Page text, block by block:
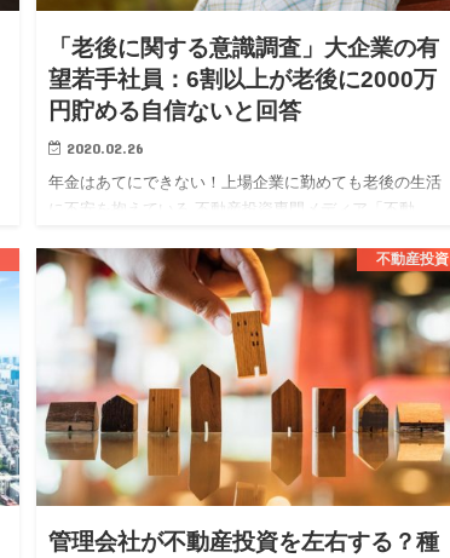
「老後に関する意識調査」大企業の有
望若手社員：6割以上が老後に2000万
円貯める自信ないと回答
2020.02.26
年金はあてにできない！上場企業に勤めても老後の生活
に不安を抱えている 不動産投資専門メディア「不動
藤 剛、本社：東京都渋谷区）は、上場企業勤続3年目以
上の20代男…
不動産投資
管理会社が不動産投資を左右する？種